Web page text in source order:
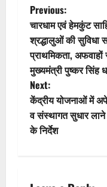
t
i
o
n
P
o
s
t
n
a
Previous:
चारधाम एवं हेमकुंट
श्रद्धालुओं की सुविधा
प्राथमिकता,
मुख्यमंत्री पुष्कर सिंह
Next:
केंद्रीय योजनाओं में
व संस्थागत सुधार
के निर्देश